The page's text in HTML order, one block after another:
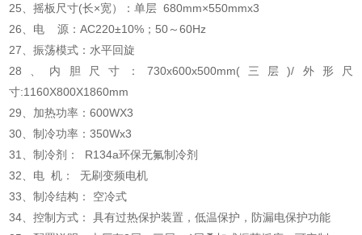
25、摇板尺寸(长×宽）：单层 680mm×550mmx3
26、电 源：AC220±10%；50～60Hz
27、振荡模式：水平回旋
28、内胆尺寸：730x600x500mm(三层)/外形尺
寸:1160X800X1860mm
29、加热功率：600WX3
30、制冷功率：350Wx3
31、制冷剂： R134a环保无氟制冷剂
32、电 机： 无刷变频电机
33、制冷结构： 空冷式
34、控制方式： 具有过热保护装置，低温保护，防漏电保护功能